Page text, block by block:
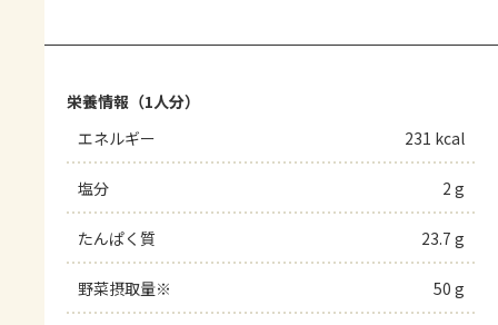
栄養情報（1人分）
エネルギー
231 kcal
塩分 2 g
たんぱく質 23.7 g
野菜摂取量※ 50 g